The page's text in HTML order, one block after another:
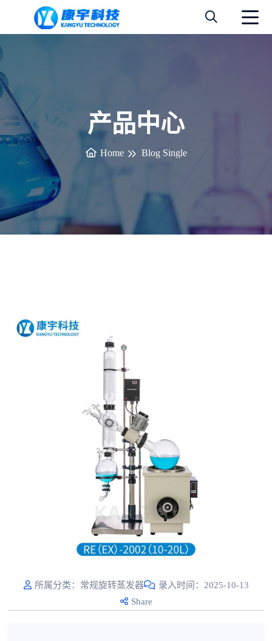
产品中心
Home Blog Single
所属分类：常规旋转蒸发器
录入时间：2025-10-13
Share